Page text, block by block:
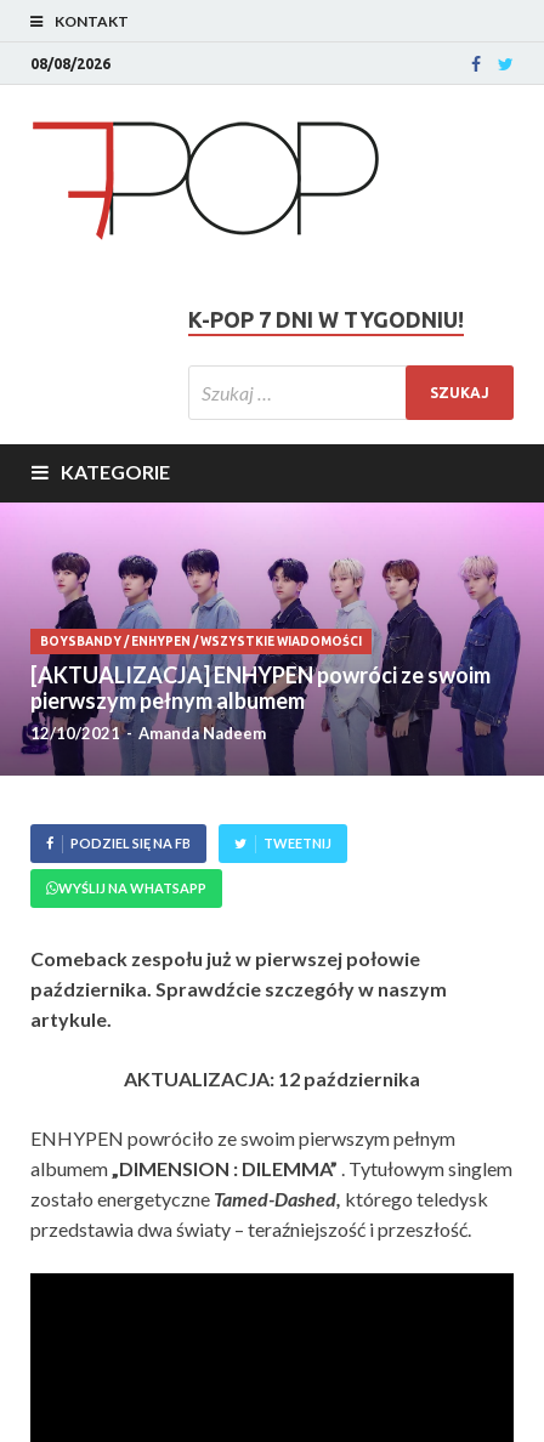
KONTAKT
08/08/2026
K-POP 7 DNI W TYGODNIU!
KATEGORIE
BOYSBANDY/ ENHYPEN /WSZYSTKIE WIADOMOŚCI
[AKTUALIZACJA] ENHYPEN powróci ze swoim
pierwszym pełnym albumem
12/10/2021- Amanda Nadeem
PODZIEL SIĘ NA FB TWEETNIJ
WYŚLIJ NA WHATSAPP
Comeback zespołu już w pierwszej połowie
października. Sprawdźcie szczegóły w naszym
artykule.
AKTUALIZACJA: 12 października
ENHYPEN powróciło ze swoim pierwszym pełnym
albumem„DIMENSION : DILEMMA” . Tytułowym singlem
zostało energetyczne Tamed-Dashed, którego teledysk
przedstawia dwa światy – teraźniejszość i przeszłość.